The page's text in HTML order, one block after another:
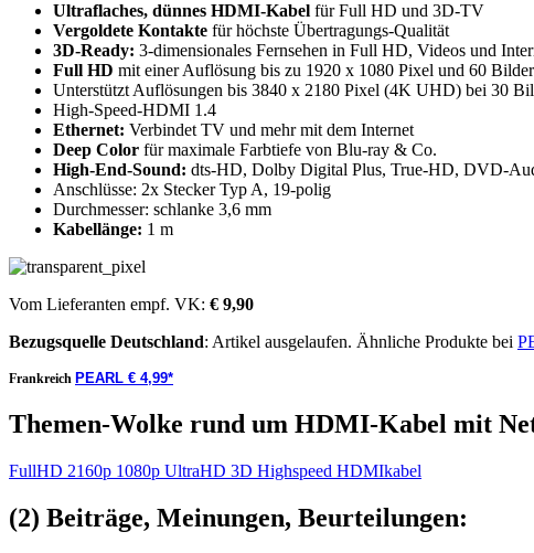
Ultraflaches, dünnes HDMI-Kabel für Full HD und 3D-TV
Vergoldete Kontakte für höchste Übertragungs-Qualität
3D-Ready: 3-dimensionales Fernsehen in Full HD, Videos und
Full HD mit einer Auflösung bis zu 1920 x 1080 Pixel und 60
Unterstützt Auflösungen bis 3840 x 2180 Pixel (4K UHD) bei 30
High-Speed-HDMI 1.4
Ethernet: Verbindet TV und mehr mit dem Internet
Deep Color für maximale Farbtiefe von Blu-ray & Co.
High-End-Sound: dts-HD, Dolby Digital Plus, True-HD, DVD-
Anschlüsse: 2x Stecker Typ A, 19-polig
Durchmesser: schlanke 3,6 mm
Kabellänge: 1 m
Vom Lieferanten empf. VK: € 9,90
Bezugsquelle Deutschland: Artikel ausgelaufen. Ähnliche Produkte bei
Frankreich PEARL € 4,99*
Themen-Wolke rund um HDMI-Kabel mit
FullHD 2160p 1080p UltraHD 3D Highspeed HDMIkabel
(2) Beiträge, Meinungen, Beurteilungen: